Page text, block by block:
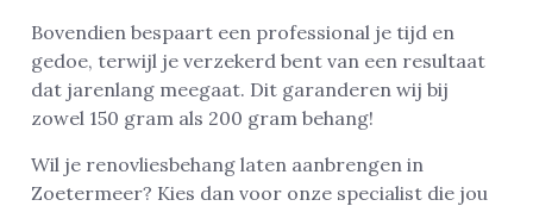
Bovendien bespaart een professional je tijd en
gedoe, terwijl je verzekerd bent van een resultaat
dat jarenlang meegaat. Dit garanderen wij bij
zowel 150 gram als 200 gram behang!
Wil je renovliesbehang laten aanbrengen in
Zoetermeer? Kies dan voor onze specialist die jou